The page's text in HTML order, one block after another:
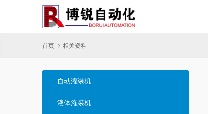
首页 相关资料
自动灌装机
液体灌装机